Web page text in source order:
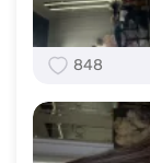
848